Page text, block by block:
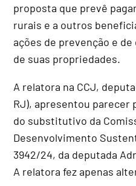
proposta que prevê
rurais e a outros
ações de prevenção e
de suas propriedades.
A relatora na CCJ,
RJ), apresentou parecer
do substitutivo da
Desenvolvimento
3942/24, da deputada
A relatora fez apenas